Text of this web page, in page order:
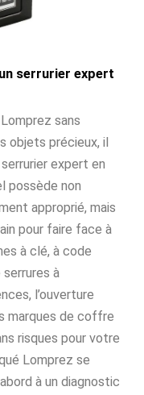
serrurier expert
sans
objets précieux, il
expert en
possède non
approprié, mais
pour faire face à
à clé, à code
à
l’ouverture
marques de coffre
risques pour votre
Lomprez se
à un diagnostic